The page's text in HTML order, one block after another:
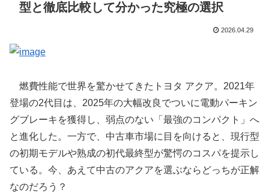
型と徹底比較して分かった究極の選択
2026.04.29
燃費性能で世界を驚かせてきたトヨタ アクア。2021年
登場の2代目は、2025年の大幅改良でついに電動パーキン
グブレーキを獲得し、弱点のない「最強のコンパクト」へ
と進化した。一方で、中古車市場に目を向けると、現行型
の初期モデルや熟成の初代最終型が驚愕のコスパを提示し
ている。今、あえて中古のアクアを選ぶならどっちが正解
なのだろう？